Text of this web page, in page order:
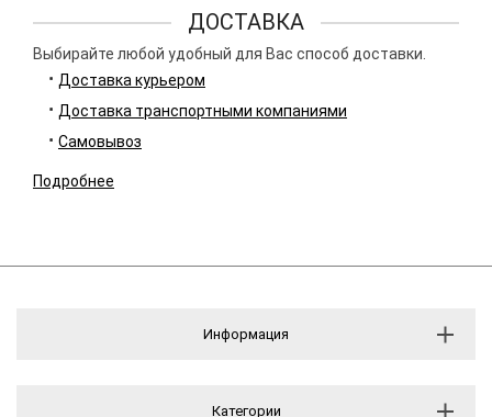
ДОСТАВКА
Выбирайте любой удобный для Вас способ доставки.
Доставка курьером
Доставка транспортными компаниями
Самовывоз
Подробнее
Информация
Категории